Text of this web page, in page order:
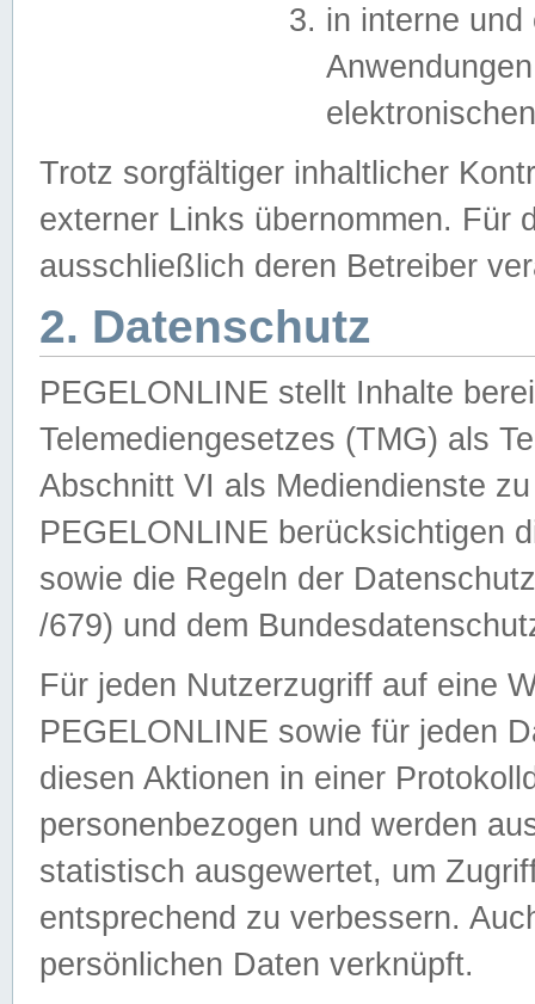
in interne
Trotz sorgfältiger inhaltlicher
externer Links übernommen. Für
ausschließlich deren Betreiber
2. Datenschutz
PEGELONLINE stellt Inhalte
Telemediengesetzes (TMG) als
Abschnitt VI als Mediendienste
PEGELONLINE berücksichtigen
sowie die Regeln der
/679) und dem
Für jeden Nutzerzugriff auf eine
PEGELONLINE sowie für jeden
diesen Aktionen in einer
personenbezogen und werden
statistisch ausgewertet, um
entsprechend zu verbessern.
persönlichen Daten verknüpft.